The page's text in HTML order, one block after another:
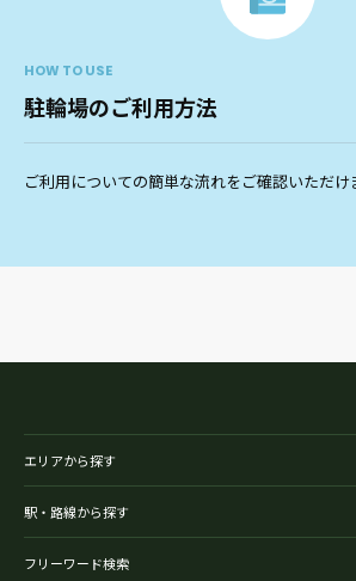
HOW TO USE
駐輪場のご利用方法
ご利用についての簡単な流れをご確認いただけ
エリアから探す
駅・路線から探す
フリーワード検索